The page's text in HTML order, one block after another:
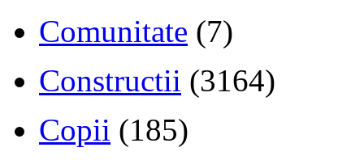
Comunitate (7)
Constructii (3164)
Copii (185)